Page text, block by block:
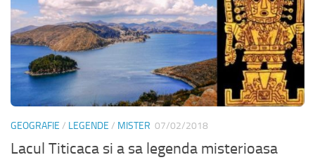
GEOGRAFIE / LEGENDE / MISTER 07/02/2018
Lacul Titicaca si a sa legenda misterioasa